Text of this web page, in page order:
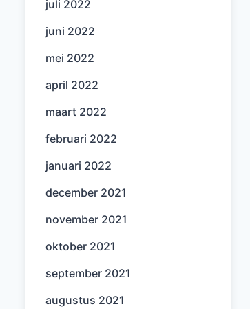
juli 2022
juni 2022
mei 2022
april 2022
maart 2022
februari 2022
januari 2022
december 2021
november 2021
oktober 2021
september 2021
augustus 2021